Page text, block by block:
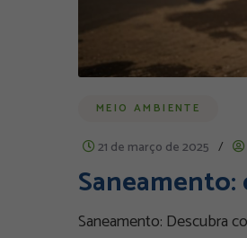
MEIO AMBIENTE
21 de março de 2025 /
Saneamento: Descubra